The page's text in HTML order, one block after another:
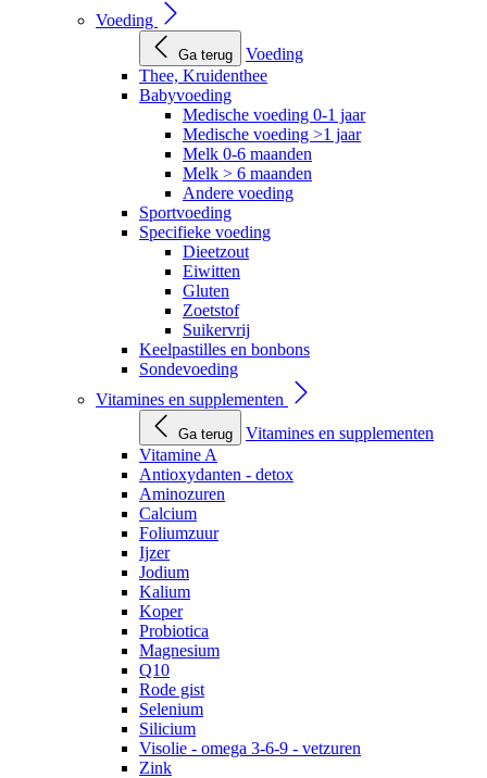
Voeding
Ga terug
Voeding
Thee, Kruidenthee
Babyvoeding
Medische voeding 0-1 jaar
Medische voeding >1 jaar
Melk 0-6 maanden
Melk > 6 maanden
Andere voeding
Sportvoeding
Specifieke voeding
Dieetzout
Eiwitten
Gluten
Zoetstof
Suikervrij
Keelpastilles en bonbons
Sondevoeding
Vitamines en supplementen
Ga terug
Vitamines en supplementen
Vitamine A
Antioxydanten - detox
Aminozuren
Calcium
Foliumzuur
Ijzer
Jodium
Kalium
Koper
Probiotica
Magnesium
Q10
Rode gist
Selenium
Silicium
Visolie - omega 3-6-9 - vetzuren
Zink